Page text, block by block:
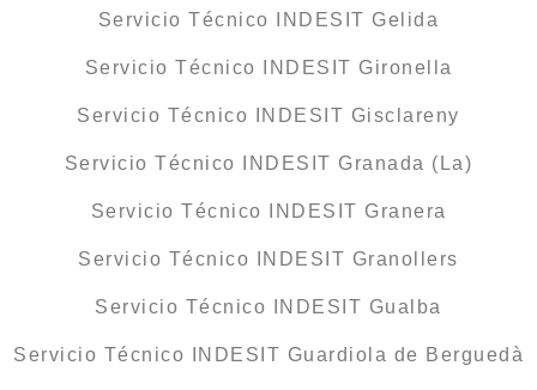
Servicio Técnico INDESIT Gelida
Servicio Técnico INDESIT Gironella
Servicio Técnico INDESIT Gisclareny
Servicio Técnico INDESIT Granada (La)
Servicio Técnico INDESIT Granera
Servicio Técnico INDESIT Granollers
Servicio Técnico INDESIT Gualba
Servicio Técnico INDESIT Guardiola de Berguedà